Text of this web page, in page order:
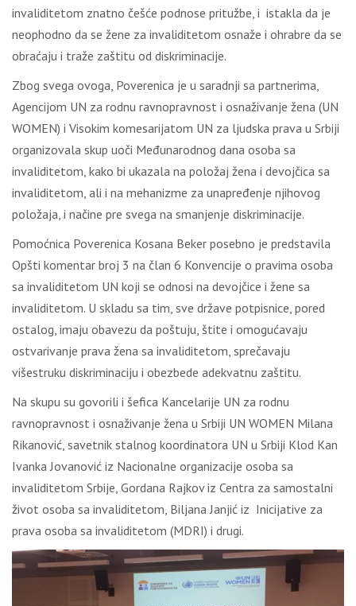
invaliditetom znatno češće podnose pritužbe, i istakla da je
neophodno da se žene za invaliditetom osnaže i ohrabre da se
obraćaju i traže zaštitu od diskriminacije.
Zbog svega ovoga, Poverenica je u saradnji sa partnerima,
Agencijom UN za rodnu ravnopravnost i osnaživanje žena (UN
WOMEN) i Visokim komesarijatom UN za lјudska prava u Srbiji
organizovala skup uoči Međunarodnog dana osoba sa
invaliditetom, kako bi ukazala na položaj žena i devojčica sa
invaliditetom, ali i na mehanizme za unapređenje njihovog
položaja, i načine pre svega na smanjenje diskriminacije.
Pomoćnica Poverenica Kosana Beker posebno je predstavila
Opšti komentar broj 3 na član 6 Konvencije o pravima osoba
sa invaliditetom UN koji se odnosi na devojčice i žene sa
invaliditetom. U skladu sa tim, sve države potpisnice, pored
ostalog, imaju obavezu da poštuju, štite i omogućavaju
ostvarivanje prava žena sa invaliditetom, sprečavaju
višestruku diskriminaciju i obezbede adekvatnu zaštitu.
Na skupu su govorili i šefica Kancelarije UN za rodnu
ravnopravnost i osnaživanje žena u Srbiji UN WOMEN Milana
Rikanović, savetnik stalnog koordinatora UN u Srbiji Klod Kan
Ivanka Jovanović iz Nacionalne organizacije osoba sa
invaliditetom Srbije, Gordana Rajkov iz Centra za samostalni
život osoba sa invaliditetom, Bilјana Janjić iz Inicijative za
prava osoba sa invaliditetom (MDRI) i drugi.